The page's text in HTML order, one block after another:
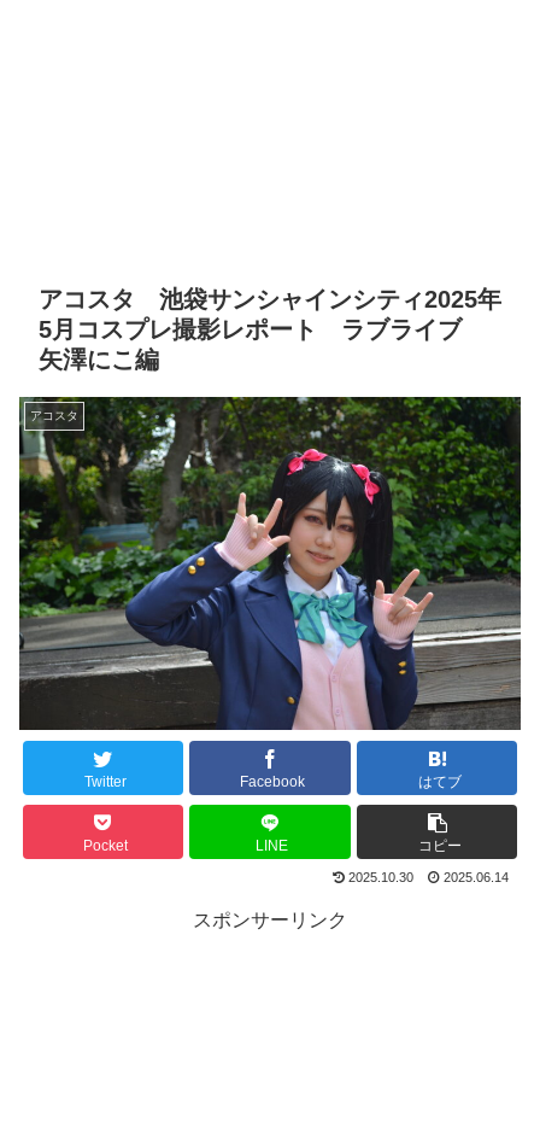
アコスタ 池袋サンシャインシティ2025年
5月コスプレ撮影レポート ラブライブ
矢澤にこ編
アコスタ
Twitter Facebook はてブ
Pocket LINE コピー
2025.10.30 2025.06.14
スポンサーリンク